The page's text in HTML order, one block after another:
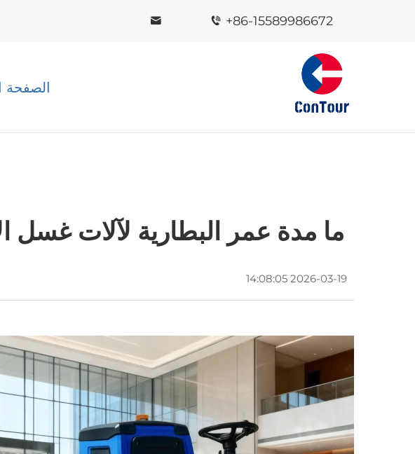
+86-15589986672
الصفحة
ما مدة عمر البطارية لآلات
2026-03-19 14:08:05